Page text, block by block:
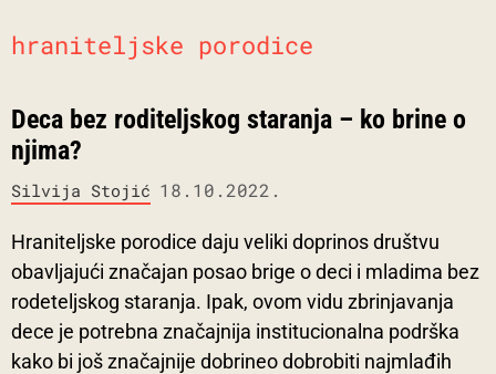
hraniteljske porodice
Deca bez roditeljskog staranja – ko brine o
njima?
Silvija Stojić 18.10.2022.
Hraniteljske porodice daju veliki doprinos društvu
obavljajući značajan posao brige o deci i mladima bez
rodeteljskog staranja. Ipak, ovom vidu zbrinjavanja
dece je potrebna značajnija institucionalna podrška
kako bi još značajnije dobrineo dobrobiti najmlađih